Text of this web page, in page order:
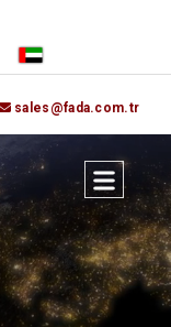
sales@fada.com.tr